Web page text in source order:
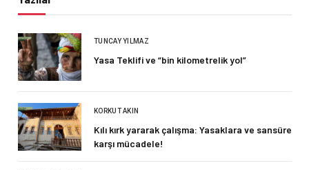
TUNCAY YILMAZ
Yasa Teklifi ve “bin kilometrelik yol”
KORKUT AKIN
Kılı kırk yararak çalışma: Yasaklara ve sansüre
karşı mücadele!